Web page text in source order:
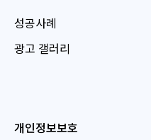
성공사례
광고 갤러리
개인정보보호